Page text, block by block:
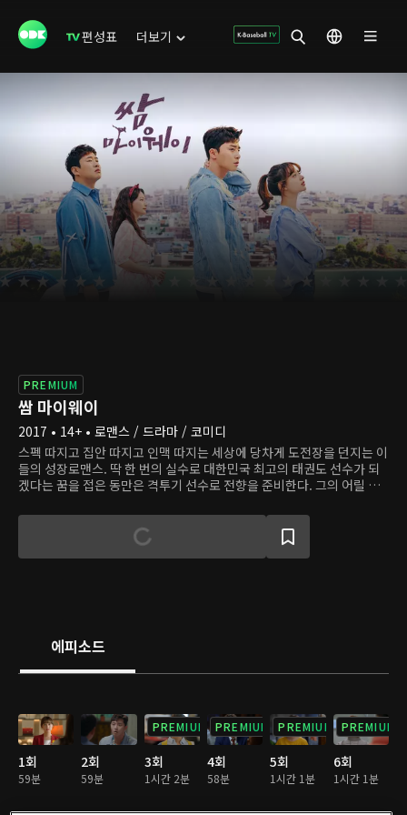
편성표 더보기
PREMIUM
쌈 마이웨이
2017 • 14+ • 로맨스 / 드라마 / 코미디
스펙 따지고 집안 따지고 인맥 따지는 세상에 당차게 도전장을 던지는 이
들의 성장로맨스. 딱 한 번의 실수로 대한민국 최고의 태권도 선수가 되
겠다는 꿈을 접은 동만은 격투기 선수로 전향을 준비한다. 그의 어릴 적
달린다. 동만의 절친 주만은 여자친구 설희의 헌신적 노력으로 대기업 정
규직 직원이 되었지만 신입사원의 저돌적인 구애에 마음이 흔들린다. 주
만과 연애 6년 차에 접어든 설희는 주만이 흔들리는 걸 느끼면서 처음으
에피소드
1회
59분
2회
59분
PREMIUM
3회
1시간 2분
PREMIUM
4회
58분
PREMIUM
5회
1시간 1분
PREMIUM
6회
1시간 1분